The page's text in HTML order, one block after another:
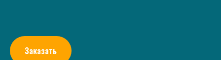
Заказать